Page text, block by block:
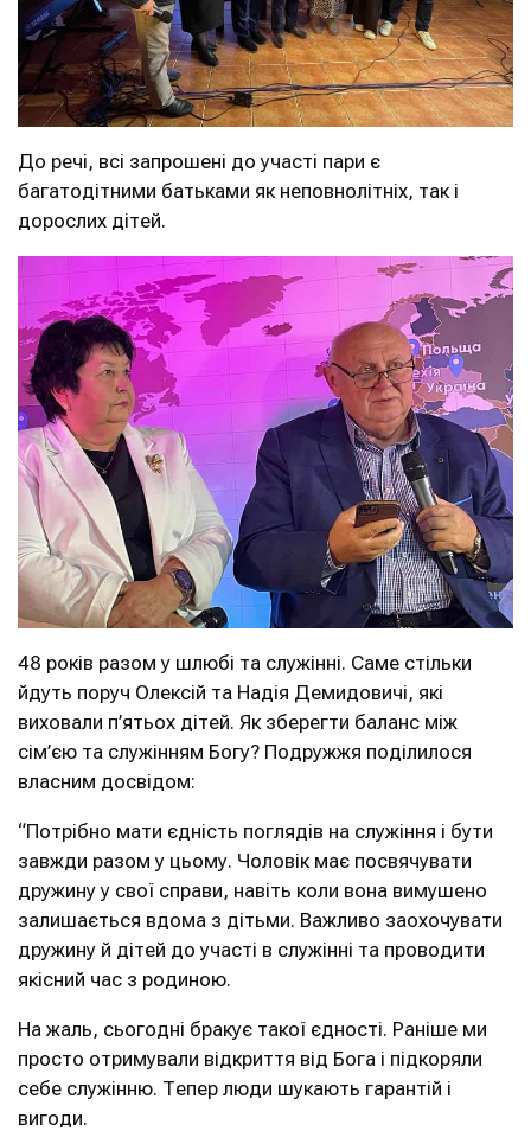
До речі, всі запрошені до участі пари є
багатодітними батьками як неповнолітніх, так і
дорослих дітей.
48 років разом у шлюбі та служінні. Саме стільки
йдуть поруч Олексій та Надія Демидовичі, які
виховали п’ятьох дітей. Як зберегти баланс між
сім’єю та служінням Богу? Подружжя поділилося
власним досвідом:
“Потрібно мати єдність поглядів на служіння і бути
завжди разом у цьому. Чоловік має посвячувати
дружину у свої справи, навіть коли вона вимушено
залишається вдома з дітьми. Важливо заохочувати
дружину й дітей до участі в служінні та проводити
якісний час з родиною.
На жаль, сьогодні бракує такої єдності. Раніше ми
просто отримували відкриття від Бога і підкоряли
себе служінню. Тепер люди шукають гарантій і
вигоди.